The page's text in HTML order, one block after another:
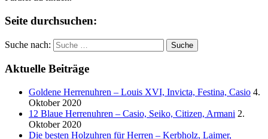
Seite durchsuchen:
Suche nach:
Aktuelle Beiträge
Goldene Herrenuhren – Louis XVI, Invicta, Festina, Casio 4.
Oktober 2020
12 Blaue Herrenuhren – Casio, Seiko, Citizen, Armani 2.
Oktober 2020
Die besten Holzuhren für Herren – Kerbholz, Laimer,